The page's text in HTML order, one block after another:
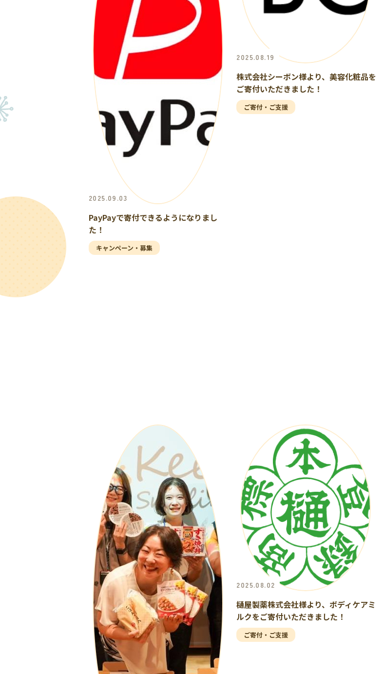
2025.09.03
PayPayで寄付できるようになりまし
た！
キャンペーン・募集
2025.08.19
株式会社シーボン様より、美容化粧品を
ご寄付いただきました！
ご寄付・ご支援
2025.08.02
樋屋製薬株式会社様より、ボディケアミ
ルクをご寄付いただきました！
ご寄付・ご支援